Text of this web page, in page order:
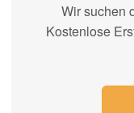
Wir suchen
Kostenlose